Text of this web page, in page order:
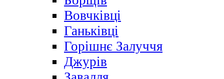
Вовчківці
Ганьківці
Горішнє Залуччя
Джурів